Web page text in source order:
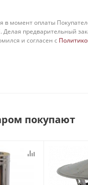
в момент оплаты
предварительный
и согласен с
покупают